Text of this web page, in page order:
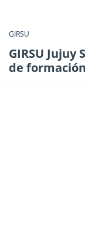
GIRSU
GIRSU Jujuy
de